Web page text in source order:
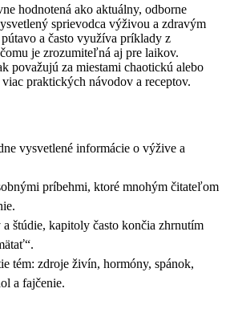
hodnotená ako aktuálny, odborne
sprievodca výživou a zdravým
a často využíva príklady z
je zrozumiteľná aj pre laikov.
považujú za miestami chaotickú alebo
praktických návodov a receptov.
vysvetlené informácie o výžive a
príbehmi, ktoré mnohým čitateľom
štúdie, kapitoly často končia zhrnutím
tém: zdroje živín, hormóny, spánok,
a fajčenie.